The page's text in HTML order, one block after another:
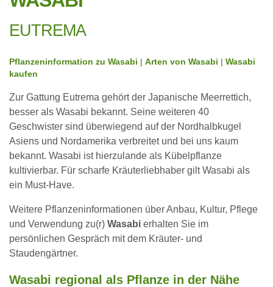
EUTREMA
Pflanzeninformation zu Wasabi Arten von Wasabi
Wasabi
kaufen
Zur Gattung Eutrema gehört der Japanische Meerrettich,
besser als Wasabi bekannt. Seine weiteren 40
Geschwister sind überwiegend auf der Nordhalbkugel
Asiens und Nordamerika verbreitet und bei uns kaum
bekannt. Wasabi ist hierzulande als Kübelpflanze
kultivierbar. Für scharfe Kräuterliebhaber gilt Wasabi als
ein Must-Have.
Weitere Pflanzeninformationen über Anbau, Kultur, Pflege
und Verwendung zu(r) Wasabi erhalten Sie im
persönlichen Gespräch mit dem Kräuter- und
Staudengärtner.
Wasabi regional als Pflanze in der Nähe